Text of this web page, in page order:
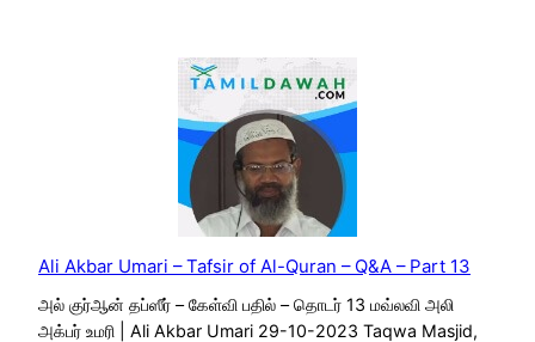
Ali Akbar Umari – Tafsir of Al-Quran – Q&A – Part 13
அல் குர்ஆன் தப்ஸீர் – கேள்வி பதில் – தொடர் 13 மவ்லவி அலி
அக்பர் உமரி | Ali Akbar Umari 29-10-2023 Taqwa Masjid,